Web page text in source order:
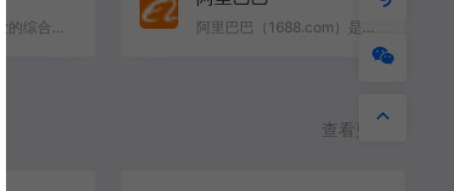
京东JD.COM-专业的综合网上购物商城,销售家电、数码通讯、电脑、家居百货、服装服饰、母婴、图书、食品等… 阿里巴巴（1688.com）是全球企业间（B2B）电子商务的著名品牌，为数千万网商提供海量商机信息和便捷安全的…
查看更多